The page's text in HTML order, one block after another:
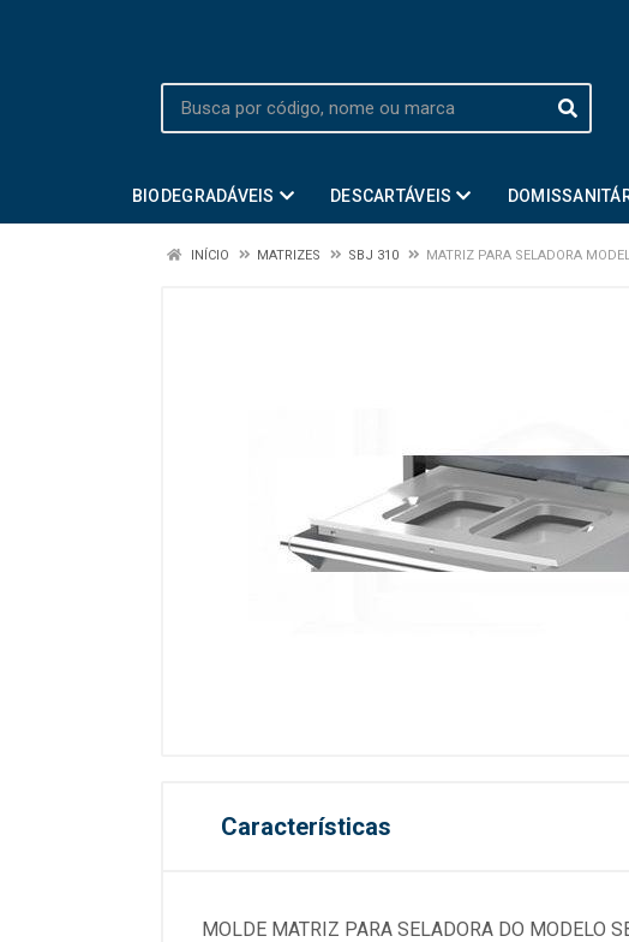
BIODEGRADÁVEIS DESCARTÁVEIS
INÍCIO MATRIZES SBJ 310 MATRIZ PARA SELADORA
Características
MOLDE MATRIZ PARA SELADORA DO MODELO